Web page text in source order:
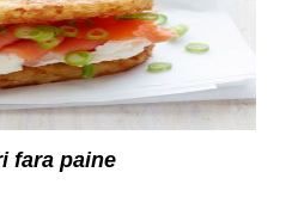
fara paine